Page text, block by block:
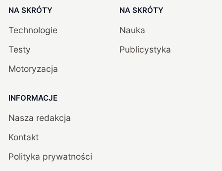
NA SKRÓTY
Technologie
Testy
Motoryzacja
NA SKRÓTY
Nauka
Publicystyka
INFORMACJE
Nasza redakcja
Kontakt
Polityka prywatności